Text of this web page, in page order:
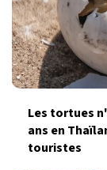
Les tortues
ans en
touristes